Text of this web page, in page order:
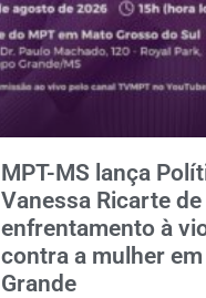
MPT-MS lança
Vanessa Ricarte de
enfrentamento à
contra a mulher
Grande